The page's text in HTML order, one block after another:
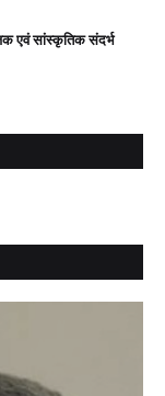
एवं सांस्कृतिक संदर्भ